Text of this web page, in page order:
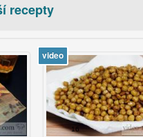
recepty
video